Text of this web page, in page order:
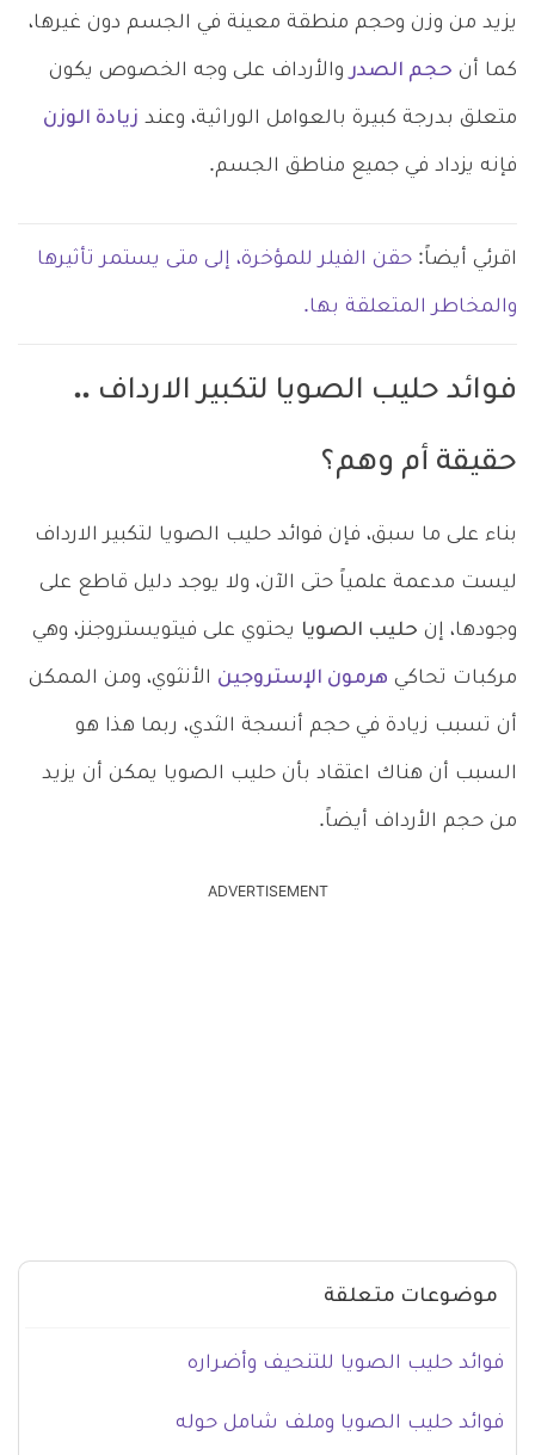
يزيد من وزن وحجم منطقة معينة في الجسم دون غيرها،
كما أن حجم الصدروالأرداف على وجه الخصوص يكون
متعلق بدرجة كبيرة بالعوامل الوراثية، وعند زيادة الوزن
فإنه يزداد في جميع مناطق الجسم.
اقرئي أيضاً: حقن الفيلر للمؤخرة، إلى متى يستمر تأثيرها
والمخاطر المتعلقة بها.
فوائد حليب الصويا لتكبير الارداف ..
حقيقة أم وهم؟
بناء على ما سبق، فإن فوائد حليب الصويا لتكبير الارداف
ليست مدعمة علمياً حتى الآن، ولا يوجد دليل قاطع على
وجودها، إن حليب الصويا يحتوي على فيتويستروجنز، وهي
مركبات تحاكي هرمون الإستروجين الأنثوي، ومن الممكن
أن تسبب زيادة في حجم أنسجة الثدي، ربما هذا هو
السبب أن هناك اعتقاد بأن حليب الصويا يمكن أن يزيد
من حجم الأرداف أيضاً.
ADVERTISEMENT
موضوعات متعلقة
فوائد حليب الصويا للتنحيف وأضراره
فوائد حليب الصويا وملف شامل حوله